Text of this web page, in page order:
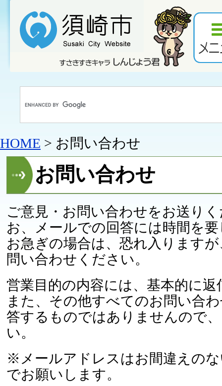
HOME > お問い合わせ
お問い合わせ
ご意見・お問い合わせをお送り
お、メールでの回答には時間を
お急ぎの場合は、恐れ入ります
問い合わせください。
営業目的の内容には、基本的に
また、その他すべてのお問い合
答するものではありませんので
い。
※メールアドレスはお間違えの
でお願いします。